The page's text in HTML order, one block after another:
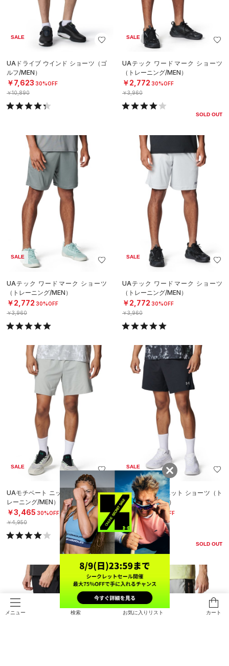
メニュー 検索 お気に入りリスト カート
SALE
UAドライブ ウインド ショーツ（ゴ
ルフ/MEN）
￥7,623 30%OFF
￥10,890
SALE
UAテック ワードマーク ショーツ
（トレーニング/MEN）
￥2,772 30%OFF
￥3,960
SOLD OUT
SALE
UAテック ワードマーク ショーツ
（トレーニング/MEN）
￥2,772 30%OFF
￥3,960
SALE
UAテック ワードマーク ショーツ
（トレーニング/MEN）
￥2,772 30%OFF
￥3,960
SALE
UAモチベート ニット ショーツ（ト
レーニング/MEN）
￥3,465 30%OFF
￥4,950
SALE
UAモチベート ニット ショーツ（ト
レーニング/MEN）
￥3,46530%OFF
￥4,950
SOLD OUT